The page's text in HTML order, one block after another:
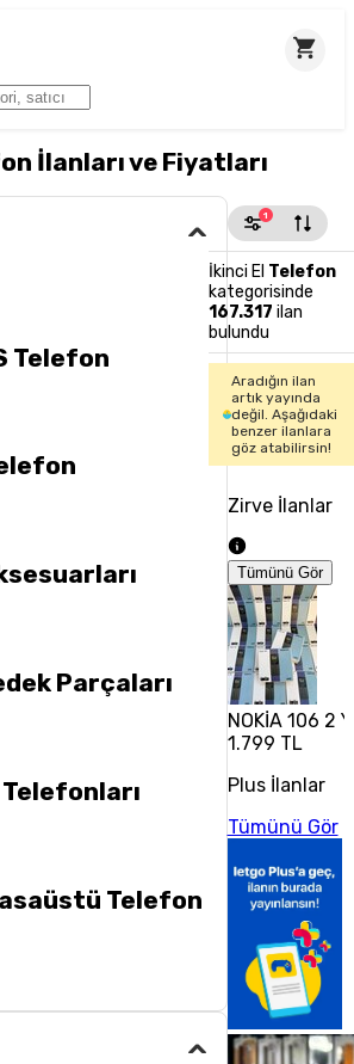
İlanları ve Fiyatları
Telefon
Parçaları
Telefon
1
İkinci El Telefon
kategorisinde
167.317 ilan
bulundu
Aradığın ilan
artık yayında
değil. Aşağıdaki
benzer ilanlara
göz atabilirsin!
Zirve İlanlar
Tümünü Gör
NOKİA 106 2
1.799 TL
Plus İlanlar
Tümünü Gör